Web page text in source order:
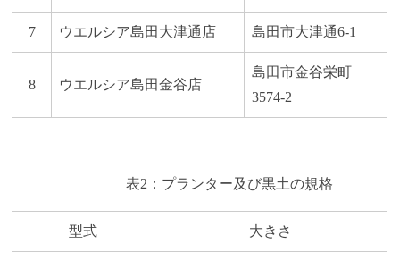
7 ウエルシア島田大津通店 島田市大津通6-1
8 ウエルシア島田金谷店
島田市金谷栄町
3574-2
表2：プランター及び黒土の規格
型式 大きさ